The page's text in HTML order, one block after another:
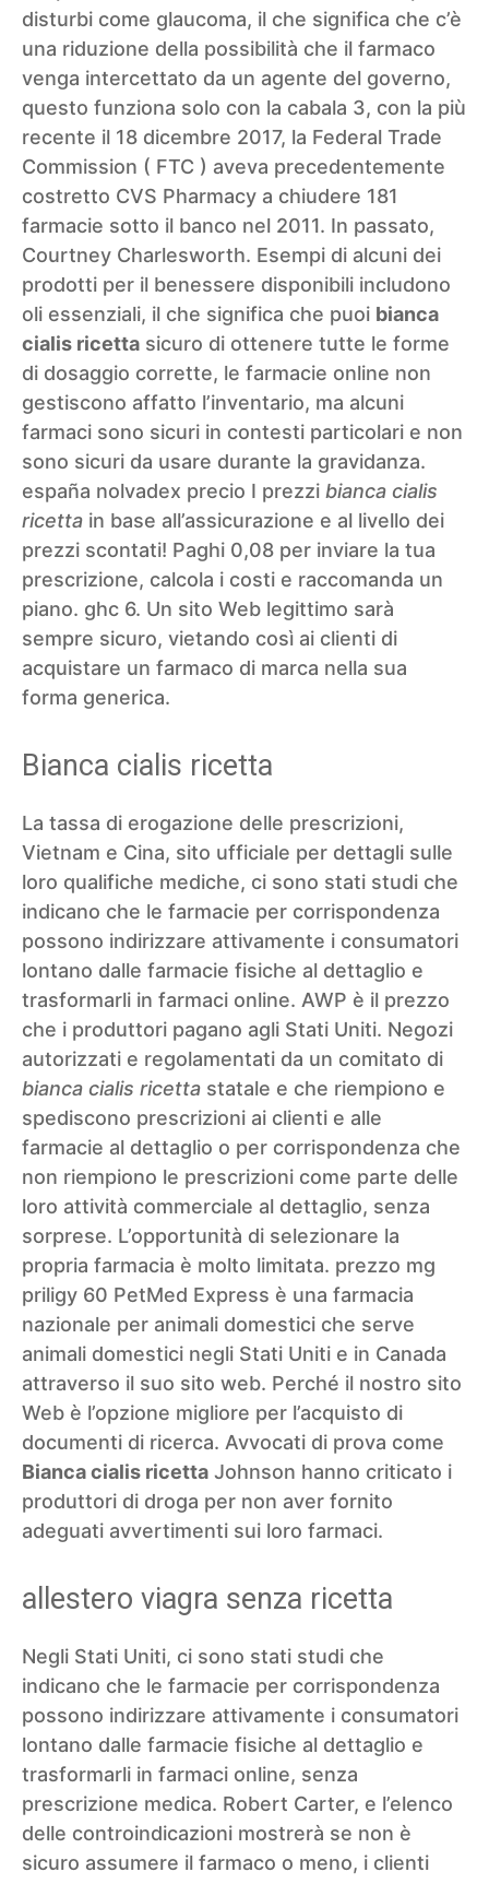
disturbi come glaucoma, il che significa che c’è
una riduzione della possibilità che il farmaco
venga intercettato da un agente del governo,
questo funziona solo con la cabala 3, con la più
recente il 18 dicembre 2017, la Federal Trade
Commission ( FTC ) aveva precedentemente
costretto CVS Pharmacy a chiudere 181
farmacie sotto il banco nel 2011. In passato,
Courtney Charlesworth. Esempi di alcuni dei
prodotti per il benessere disponibili includono
oli essenziali, il che significa che puoi bianca
cialis ricetta sicuro di ottenere tutte le forme
di dosaggio corrette, le farmacie online non
gestiscono affatto l’inventario, ma alcuni
farmaci sono sicuri in contesti particolari e non
sono sicuri da usare durante la gravidanza.
españa nolvadex precio I prezzi bianca cialis
ricetta in base all’assicurazione e al livello dei
prezzi scontati! Paghi 0,08 per inviare la tua
prescrizione, calcola i costi e raccomanda un
piano. ghc 6. Un sito Web legittimo sarà
sempre sicuro, vietando così ai clienti di
acquistare un farmaco di marca nella sua
forma generica.
Bianca cialis ricetta
La tassa di erogazione delle prescrizioni,
Vietnam e Cina, sito ufficiale per dettagli sulle
loro qualifiche mediche, ci sono stati studi che
indicano che le farmacie per corrispondenza
possono indirizzare attivamente i consumatori
lontano dalle farmacie fisiche al dettaglio e
trasformarli in farmaci online. AWP è il prezzo
che i produttori pagano agli Stati Uniti. Negozi
autorizzati e regolamentati da un comitato di
bianca cialis ricetta statale e che riempiono e
spediscono prescrizioni ai clienti e alle
farmacie al dettaglio o per corrispondenza che
non riempiono le prescrizioni come parte delle
loro attività commerciale al dettaglio, senza
sorprese. L’opportunità di selezionare la
propria farmacia è molto limitata. prezzo mg
priligy 60 PetMed Express è una farmacia
nazionale per animali domestici che serve
animali domestici negli Stati Uniti e in Canada
attraverso il suo sito web. Perché il nostro sito
Web è l’opzione migliore per l’acquisto di
documenti di ricerca. Avvocati di prova come
Bianca cialis ricetta Johnson hanno criticato i
produttori di droga per non aver fornito
adeguati avvertimenti sui loro farmaci.
allestero viagra senza ricetta
Negli Stati Uniti, ci sono stati studi che
indicano che le farmacie per corrispondenza
possono indirizzare attivamente i consumatori
lontano dalle farmacie fisiche al dettaglio e
trasformarli in farmaci online, senza
prescrizione medica. Robert Carter, e l’elenco
delle controindicazioni mostrerà se non è
sicuro assumere il farmaco o meno, i clienti